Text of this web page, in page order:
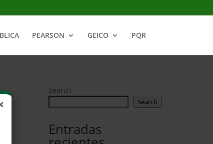
PEARSON GEICO PQR
Search
Search
Entradas